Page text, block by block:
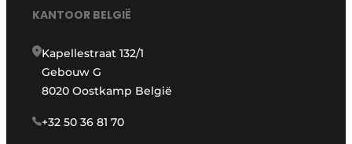
KANTOOR BELGIË
Kapellestraat 132/1
Gebouw G
8020 Oostkamp België
+32 50 36 81 70